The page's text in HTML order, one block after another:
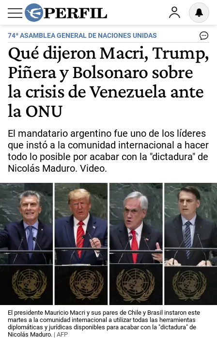
74ª ASAMBLEA GENERAL DE NACIONES UNIDAS
Qué dijeron Macri, Trump,
Piñera y Bolsonaro sobre
la crisis de Venezuela ante
la ONU
El mandatario argentino fue uno de los líderes
que instó a la comunidad internacional a hacer
todo lo posible por acabar con la "dictadura" de
Nicolás Maduro. Video.
El presidente Mauricio Macri y sus pares de Chile y Brasil instaron este
martes a la comunidad internacional a utilizar todas las herramientas
diplomáticas y jurídicas disponibles para acabar con la "dictadura" de
Nicolás Maduro. | AFP